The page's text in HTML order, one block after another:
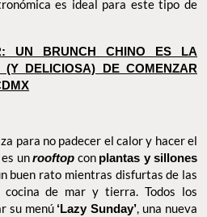
es ideal para este tipo de
BRUNCH CHINO ES LA FORMA
DE COMENZAR TUS
para no padecer el calor y hacer el
es unrooftop conplantas y sillones
buen rato mientras disfurtas de las
cocina de mar y tierra. Todos los
su menú‘Lazy Sunday’, una nueva